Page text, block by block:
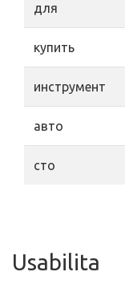
для
купить
инструмент
авто
сто
Usabilita